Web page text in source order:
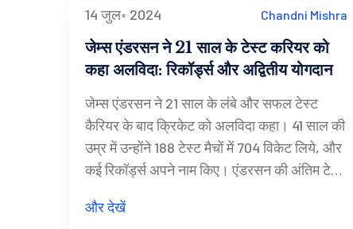
14 जुल॰ 2024 Chandni Mishra
जेम्स एंडरसन ने 21 साल के टेस्ट करियर को
कहा अलविदा: रिकॉर्ड्स और अद्वितीय योगदान
जेम्स एंडरसन ने 21 साल के लंबे और सफल टेस्ट
कैरियर के बाद क्रिकेट को अलविदा कहा। 41 साल की
उम्र में उन्होंने 188 टेस्ट मैचों में 704 विकेट लिये, और
कई रिकॉर्ड्स अपने नाम किए। एंडरसन की अंतिम टेस्ट
शानदार जीत दिलाई। वे सबसे ज्यादा विकेट लेने वाले
और देखें